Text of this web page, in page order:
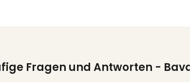
Fragen und Antworten -